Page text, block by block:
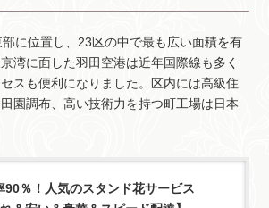
に位置し、23区の中で最も広い面積を有
湾に面した羽田空港は近年国際線も多く
スも便利になりました。区内には高級住
園調布、高い技術力を持つ町工場は日本
90％！人気のスタンド花サービス